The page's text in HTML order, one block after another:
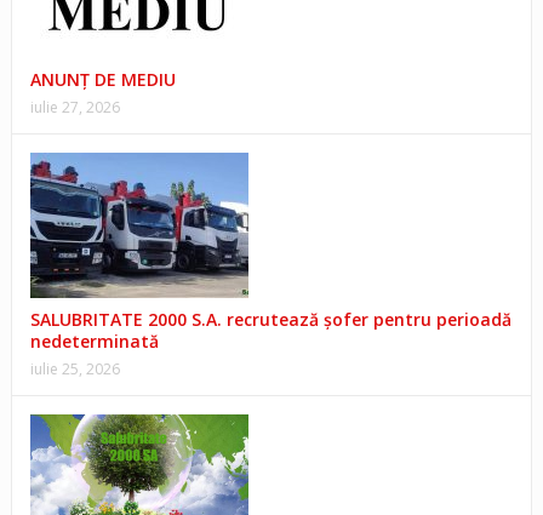
ANUNŢ DE MEDIU
iulie 27, 2026
SALUBRITATE 2000 S.A. recrutează șofer pentru perioadă
nedeterminată
iulie 25, 2026